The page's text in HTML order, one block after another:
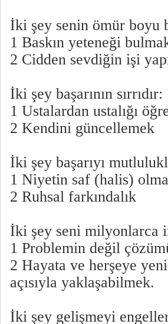
İki şey senin ömür boyu
1 Baskın yeteneği
2 Cidden sevdiğin işi
İki şey başarının sırrıdır:
1 Ustalardan ustalığı
2 Kendini güncellemek
İki şey başarıyı
1 Niyetin saf (halis)
2 Ruhsal farkındalık
İki şey seni milyonlarca
1 Problemin değil
2 Hayata ve herşeye
açısıyla yaklaşabilmek.
İki şey gelişmeyi